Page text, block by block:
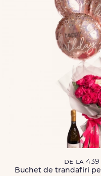
de la 439
Buchet de trandafiri